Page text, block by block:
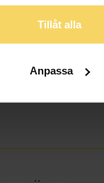
Tillåt alla
Anpassa
GULDFYND